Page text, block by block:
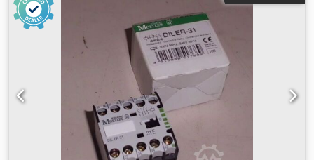
Напрежение: 60 VDC - Наличност: 19 броя налични - Цена:
на бройка - Размери на кашона: 60/50/В60 мм - Тегло: 0,2